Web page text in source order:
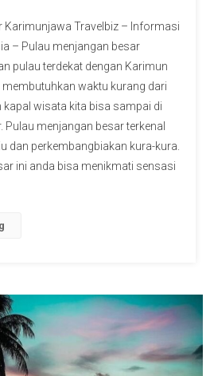
Karimunjawa Travelbiz – Informasi
– Pulau menjangan besar
pulau terdekat dengan Karimun
waktu kurang dari
wisata kita bisa sampai di
Pulau menjangan besar terkenal
dan perkembangbiakan kura-kura.
ini anda bisa menikmati sensasi